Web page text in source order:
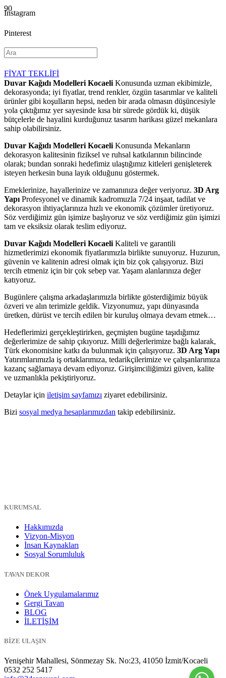
Instagram
Pinterest
YouTube
FİYAT TEKLİFİ
Duvar Kağıdı Modelleri Kocaeli Konusunda uzman ekibimizle,
dekorasyonda; iyi fiyatlar, trend renkler, özgün tasarımlar ve kaliteli
ürünler gibi koşulların hepsi, neden bir arada olmasın düşüncesiyle
yola çıktığımız yer sayesinde kısa bir sürede gördük ki, düşük
bütçelerle de hayalini kurduğunuz tasarım harikası güzel mekanlara
sahip olabilirsiniz.
Duvar Kağıdı Modelleri Kocaeli Konusunda Mekanların
dekorasyon kalitesinin fiziksel ve ruhsal katkılarının bilincinde
olarak; bundan sonraki hedefimiz ulaştığımız kitleleri genişleterek
isteyen herkesin buna layık olduğunu göstermek.
Emeklerinize, hayallerinize ve zamanınıza değer veriyoruz. 3D Arg
Yapı Profesyonel ve dinamik kadromuzla 7/24 inşaat, tadilat ve
dekorasyon ihtiyaçlarınıza hızlı ve ekonomik çözümler üretiyoruz.
Söz verdiğimiz gün işimize başlıyoruz ve söz verdiğimiz gün işimizi
tam ve eksiksiz olarak teslim ediyoruz.
Duvar Kağıdı Modelleri Kocaeli Kaliteli ve garantili
hizmetlerimizi ekonomik fiyatlarımızla birlikte sunuyoruz. Huzurun,
güvenin ve kalitenin adresi olmak için biz çok çalışıyoruz. Bizi
tercih etmeniz için bir çok sebep var. Yaşam alanlarınıza değer
katıyoruz.
Bugünlere çalışma arkadaşlarımızla birlikte gösterdiğimiz büyük
özveri ve alın terimizle geldik. Vizyonumuz, yapı dünyasında
üretken, dürüst ve tercih edilen bir kuruluş olmaya devam etmek…
Hedeflerimizi gerçekleştirirken, geçmişten bugüne taşıdığımız
değerlerimize de sahip çıkıyoruz. Milli değerlerimize bağlı kalarak,
Türk ekonomisine katkı da bulunmak için çalışıyoruz. 3D Arg Yapı
Yatırımlarımızla iş ortaklarımıza, tedarikçilerimize ve çalışanlarımıza
kazanç sağlamaya devam ediyoruz. Girişimciliğimizi güven, kalite
ve uzmanlıkla pekiştiriyoruz.
Detaylar için iletişim sayfamızı ziyaret edebilirsiniz.
Bizi sosyal medya hesaplarımızdan takip edebilirsiniz.
KURUMSAL
Hakkımızda
Vizyon-Misyon
İnsan Kaynakları
Sosyal Sorumluluk
TAVAN DEKOR
Önek Uygulamalarımız
Gergi Tavan
BLOG
İLETİŞİM
BİZE ULAŞIN
Yenişehir Mahallesi, Sönmezay Sk. No:23, 41050 İzmit/Kocaeli
0532 252 5417